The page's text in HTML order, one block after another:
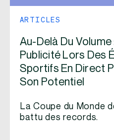
ARTICLES
Au-Delà Du
Publicité Lors Des
Sportifs En Direct
Son Potentiel
La Coupe du Monde
battu des records.